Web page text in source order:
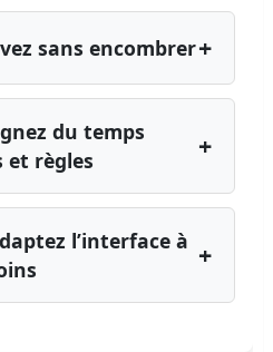
sans encombrer+
du temps
et règles
+
l’interface à +